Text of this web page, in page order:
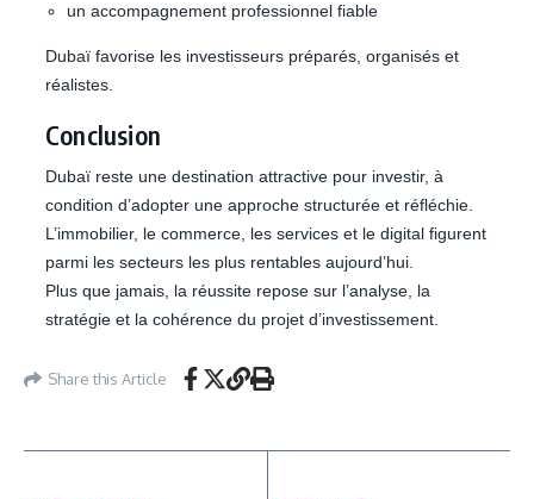
un accompagnement professionnel fiable
Dubaï favorise les investisseurs préparés, organisés et
réalistes.
Conclusion
Dubaï reste une destination attractive pour investir, à
condition d’adopter une approche structurée et réfléchie.
L’immobilier, le commerce, les services et le digital figurent
parmi les secteurs les plus rentables aujourd’hui.
Plus que jamais, la réussite repose sur l’analyse, la
stratégie et la cohérence du projet d’investissement.
Share this Article